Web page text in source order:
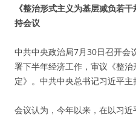
《整治形式主义为基层减负若
持会议
中共中央政治局7月30日召开会
署下半年经济工作，审议《整
定》。中共中央总书记习近平主
会议认为，今年以来，在以习